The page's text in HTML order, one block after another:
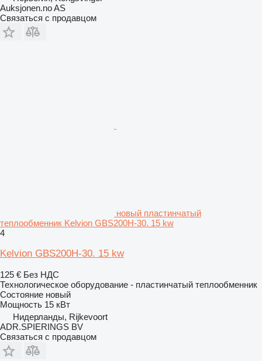
Auksjonen.no AS
Связаться с продавцом
новый пластинчатый
теплообменник Kelvion GBS200H-30. 15 kw
4
Kelvion GBS200H-30. 15 kw
125 € Без НДС
Технологическое оборудование - пластинчатый теплообменник
Состояние новый
Мощность 15 кВт
Нидерланды, Rijkevoort
ADR.SPIERINGS BV
Связаться с продавцом